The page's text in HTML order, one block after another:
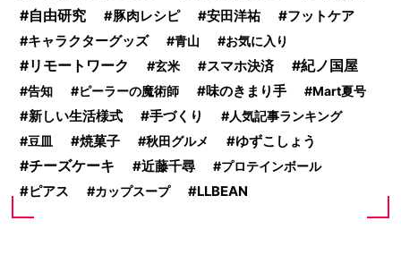
自由研究
豚肉レシピ 安田洋祐 フットケア
キャラクターグッズ 青山 お気に入り
リモートワーク 玄米 スマホ決済 紀ノ国屋
告知 ピーラーの魔術師 味のきまり手 Mart夏号
新しい生活様式 手づくり
人気記事ランキング
豆皿
焼菓子 秋田グルメ ゆずこしょう
チーズケーキ 近藤千尋 プロテインボール
ピアス カップスープ LLBEAN